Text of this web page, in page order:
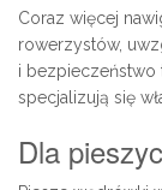
Coraz więcej
rowerzystów,
i bezpieczeństwo
specjalizują się
Dla